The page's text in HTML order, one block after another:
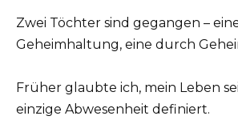
Zwei Töchter sind gegangen –
Geheimhaltung, eine durch
Früher glaubte ich, mein Leben
einzige Abwesenheit definiert.